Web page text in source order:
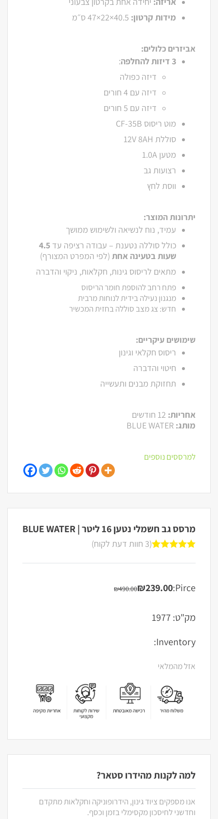
מידות קרטון:
אביזרים כלולים:
3 דיזות להחלפה
:
דיזה כפולה
דיזה עם 4 חורים
דיזה עם 5 חורים
מוט ריסוס CF-35B
סוללת 12V 8AH
מטען 1.0A
רצועות גב
ווסת לחץ
יתרונות המוצר:
עמיד, נוח לנשיאה ולשימוש ממושך
כולל סוללה נטענת – עבודה רציפה עד 4.5
שעות בטעינה אחת (לפי המפרט המצורף)
מתאים לריסוס גינות, חקלאות, ניקוי והדברה
פתח רחב להוספת חומר הריסוס
מנגנון נעילה בידית לנוחות מרבית
חדש: צג מצב סוללה בחזית המכשיר
שימושים עיקריים:
ריסוס חקלאי וגינון
חיטוי והדברה
תחזוקת מבנים ותעשייה
אחריות:
מותג:
למרססים נוספים
מרסס גב חשמלי נטען 16 ליטר | BLUE WATER
מבוסס על
(
3 חוות דעת לקוח)
Pirce:
₪490.00
המחיר
היה:
₪490.00.
₪239.00
המחיר
הוא:
₪239.00.
מק"ט: 1977
Inventory:
אזל מהמלאי
למה לקנות מהידרו סטאר?
אנו מספקים ציוד גינון, הידרופוניקה וחקלאות מתקדם
וחדשני לחיסכון מקסימלי בזמן וכסף.